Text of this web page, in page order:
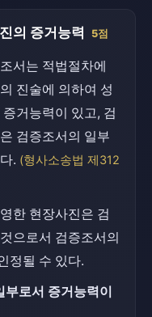
의 증거능력 5점
서는 적법절차에
진술에 의하여 성
거능력이 있고, 검
검증조서의 일부
. (형사소송법 제312
한 현장사진은 검
으로서 검증조서의
정될 수 있다.
부로서 증거능력이